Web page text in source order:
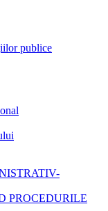
publice
PROCEDURILE